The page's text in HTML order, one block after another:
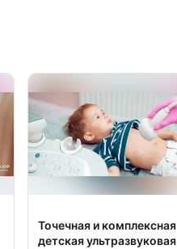
Точечная и комплексная
детская ультразвуковая